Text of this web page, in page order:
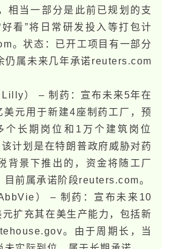
相当一部分是此前已规划的支
看”将日常研发投入等打包计
。状态：已开工项目有一部分
仍属未​来几年承诺​reuters.com​
） – 制药：宣布未​来5年在
元用于新建4座制药工厂，预
个长期岗位和1万个建筑岗位​
计划是在特​朗​普政府威胁对药
背景下推出的，资金将随工厂
目前属承诺阶段​reuters.com。
） – 制药：宣布未​来10
扩充其在美生产能力，包括新
。由于周期长，当